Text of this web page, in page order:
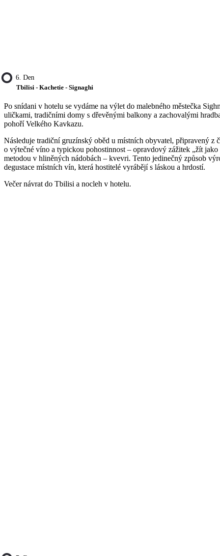
6. Den
Tbilisi - Kachetie - Signaghi
Po snídani v hotelu se vydáme na výlet do malebného městečka
uličkami, tradičními domy s dřevěnými balkony a zachovalými
pohoří Velkého Kavkazu.
Následuje tradiční gruzínský oběd u místních obyvatel, připravený z
o výtečné víno a typickou pohostinnost – opravdový zážitek „žít
metodou v hliněných nádobách – kvevri. Tento jedinečný způsob
degustace místních vín, která hostitelé vyrábějí s láskou a hrdostí.
Večer návrat do Tbilisi a nocleh v hotelu.